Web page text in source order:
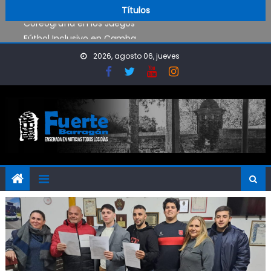
Títulos
Coreografía en los Juegos
Fútbol Inclusivo en Camba
Operativo de limpieza de desagües en Punta Lara
2026, agosto 06, jueves